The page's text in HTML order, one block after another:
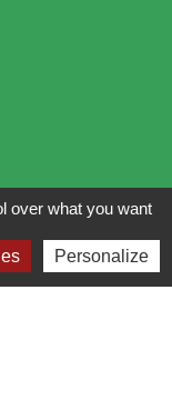
over what you want
Personalize